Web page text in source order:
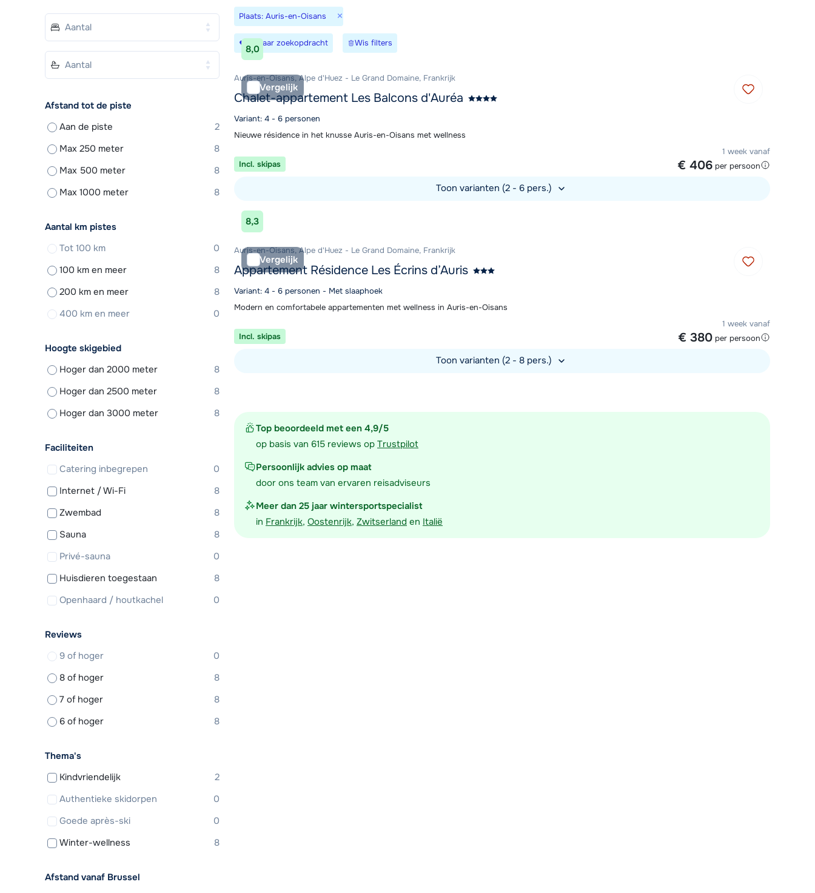
Plaats: Auris-en-Oisans ×
Bewaar zoekopdracht Wis filters
Top beoordeeld met een 4,9/5
op basis van 615 reviews op Trustpilot
Persoonlijk advies op maat
door ons team van ervaren reisadviseurs
Meer dan 25 jaar wintersportspecialist
in Frankrijk, Oostenrijk, Zwitserland en Italië
8,0
Vergelijk
Auris-en-Oisans, Alpe d'Huez - Le Grand Domaine, Frankrijk
Chalet-appartement Les Balcons d'Auréa
Variant: 4 - 6 personen
Nieuwe résidence in het knusse Auris-en-Oisans met wellness
1 week vanaf
€ 406 per persoon
Incl. skipas
Toon varianten (2 - 6 pers.)
Bekijk accommodatie
8,3
Vergelijk
Auris-en-Oisans, Alpe d'Huez - Le Grand Domaine, Frankrijk
Appartement Résidence Les Écrins d’Auris
Variant: 4 - 6 personen - Met slaaphoek
Modern en comfortabele appartementen met wellness in Auris-en-Oisans
1 week vanaf
€ 380 per persoon
Incl. skipas
Toon varianten (2 - 8 pers.)
Afstand tot de piste
Aan de piste
2
Max 250 meter
8
Max 500 meter
8
Max 1000 meter
8
Aantal km pistes
Tot 100 km
0
100 km en meer
8
200 km en meer
8
400 km en meer
0
Hoogte skigebied
Hoger dan 2000 meter
8
Hoger dan 2500 meter
8
Hoger dan 3000 meter
8
Faciliteiten
Catering inbegrepen
0
Internet / Wi-Fi
8
Zwembad
8
Sauna
8
Privé-sauna
0
Huisdieren toegestaan
8
Openhaard / houtkachel
0
Reviews
9 of hoger
0
8 of hoger
8
7 of hoger
8
6 of hoger
8
Thema's
Kindvriendelijk
2
Authentieke skidorpen
0
Goede après-ski
0
Winter-wellness
8
Afstand vanaf Brussel